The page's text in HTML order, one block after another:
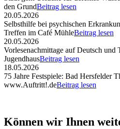
den GrundBeitrag lesen
20.05.2026
Selbsthilfe bei psychischen
Treffen im Café MühleBeitrag lesen
20.05.2026
Vorlesenachmittage auf Deutsch
JugendhausBeitrag lesen
18.05.2026
75 Jahre Festspiele: Bad Hersfelder
www.Auftritt!.deBeitrag lesen
Können wir Ihnen